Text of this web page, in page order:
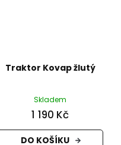
Traktor Kovap žlutý
Skladem
1 190 Kč
DO KOŠÍKU